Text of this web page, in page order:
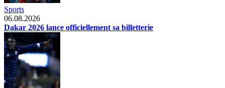
Sports
06.08.2026
Dakar 2026 lance officiellement sa billetterie